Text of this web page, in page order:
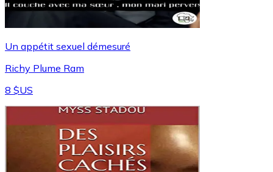
Un appétit sexuel démesuré
Richy Plume Ram
8 $US